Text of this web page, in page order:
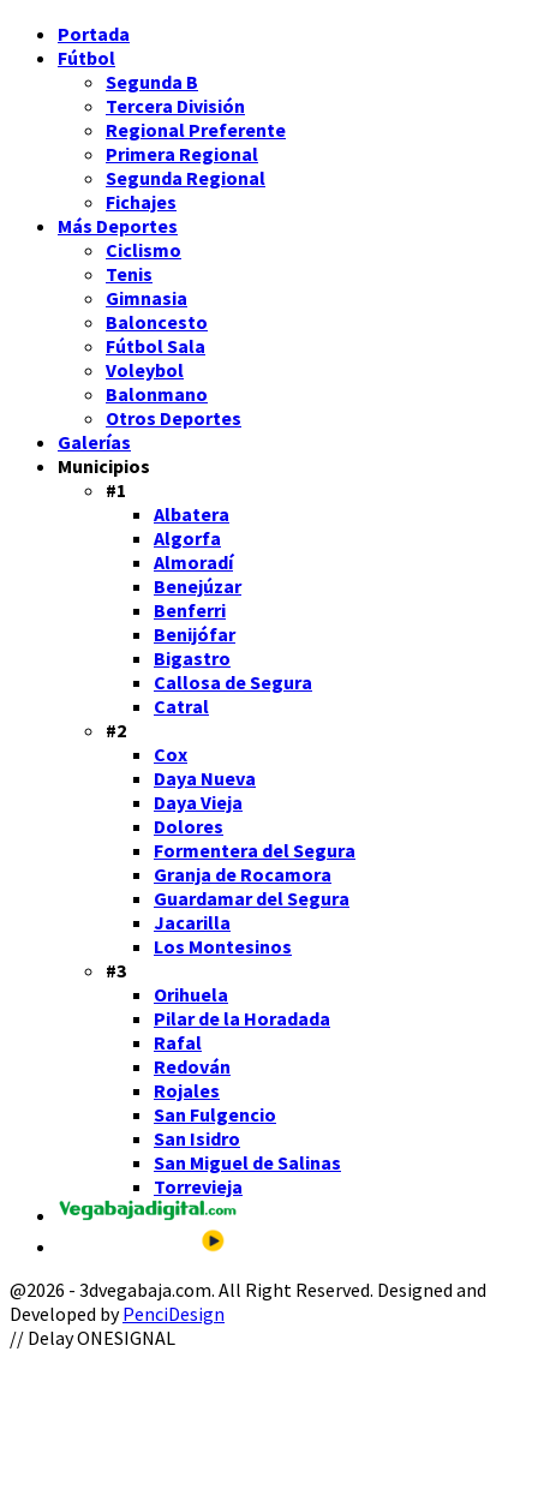
Portada
Fútbol
Segunda B
Tercera División
Regional Preferente
Primera Regional
Segunda Regional
Fichajes
Más Deportes
Ciclismo
Tenis
Gimnasia
Baloncesto
Fútbol Sala
Voleybol
Balonmano
Otros Deportes
Galerías
Municipios
#1
Albatera
Algorfa
Almoradí
Benejúzar
Benferri
Benijófar
Bigastro
Callosa de Segura
Catral
#2
Cox
Daya Nueva
Daya Vieja
Dolores
Formentera del Segura
Granja de Rocamora
Guardamar del Segura
Jacarilla
Los Montesinos
#3
Orihuela
Pilar de la Horadada
Rafal
Redován
Rojales
San Fulgencio
San Isidro
San Miguel de Salinas
Torrevieja
@2026 - 3dvegabaja.com. All Right Reserved. Designed and
Developed byPenciDesign
Facebook
Twitter
Instagram
Youtube
Email
// Delay ONESIGNAL